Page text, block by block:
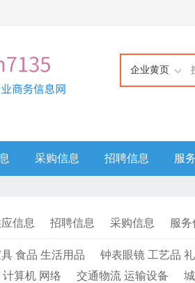
企业黄页
采购信息 招聘信息 服
信息 招聘信息 采购信息 服
食品 生活用品
钟表眼镜 工艺品
算机 网络
交通物流 运输设备